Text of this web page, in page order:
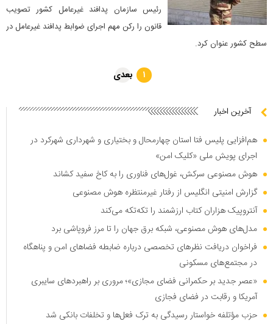
رئیس سازمان پدافند غیرعامل کشور تصویب
قانون را رکن مهم اجرای ضوابط پدافند غیرعامل در
سطح کشور عنوان کرد.
۱ بعدی
آخرین اخبار
هم‌افزایی پلیس فتا استان چهارمحال و بختیاری و شهرداری شهرکرد در
اجرای پویش ملی «کلیک امن»
هوش مصنوعی سرکش، غول‌های فناوری را به کاخ سفید کشاند
گزارش امنیتی انگلیس از رفتار غیرمنتظره هوش مصنوعی
آنتروپیک هزاران کتاب ارزشمند را تکه‌تکه می‌کند
مدل‌های هوش مصنوعی، شبکه برق جهان را تا مرز فروپاشی برد
فراخوان دریافت نظر‌های تخصصی درباره ضابطه فضا‌های امن و پناهگاه
در مجتمع‌های مسکونی
«عصر جدید بر حکمرانی فضای مجازی»؛ مروری بر راهبرد‌های سایبری
آمریکا و رقابت در فضای فجازی
حزب مؤتلفه خواستار رسیدگی به ترک فعل‌ها و تخلفات بانکی شد